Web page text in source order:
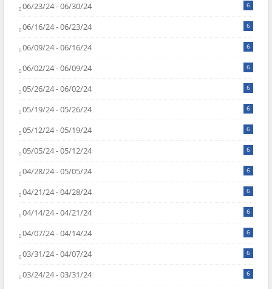
06/23/24 - 06/30/24 6
06/16/24 - 06/23/24 6
06/09/24 - 06/16/24 6
06/02/24 - 06/09/24 6
05/26/24 - 06/02/24 6
05/19/24 - 05/26/24 6
05/12/24 - 05/19/24 6
05/05/24 - 05/12/24 6
04/28/24 - 05/05/24 6
04/21/24 - 04/28/24 6
04/14/24 - 04/21/24 6
04/07/24 - 04/14/24 6
03/31/24 - 04/07/24 6
03/24/24 - 03/31/24 6